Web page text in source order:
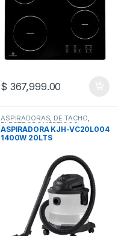
$ 367,999.00
ASPIRADORAS, DE TACHO,
ELECTRODOMESTICOS
ASPIRADORA KJH-VC20L004
1400W 20LTS